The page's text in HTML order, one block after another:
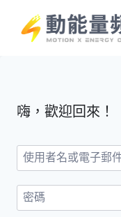
content
嗨，歡迎回來！